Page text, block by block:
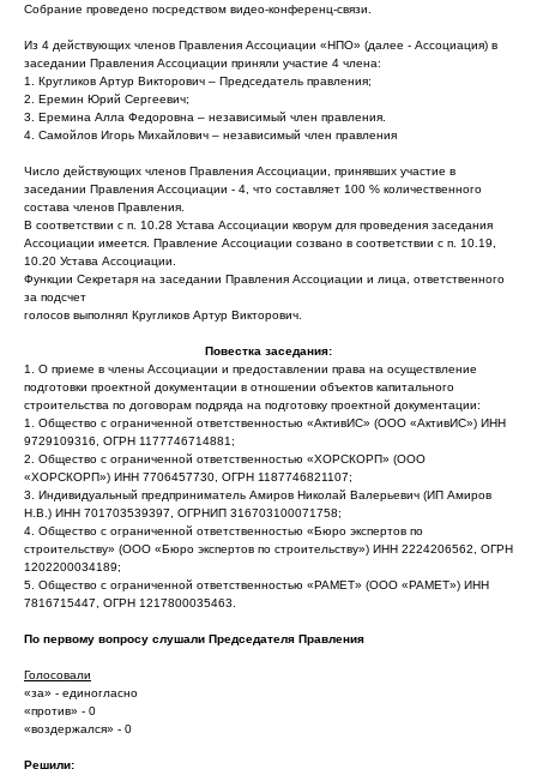
Собрание проведено посредством видео-конференц-связи.
Из 4 действующих членов Правления Ассоциации «НПО» (далее - Ассоциация) в
заседании Правления Ассоциации приняли участие 4 члена:
1. Кругликов Артур Викторович – Председатель правления;
2. Еремин Юрий Сергеевич;
3. Еремина Алла Федоровна – независимый член правления.
4. Самойлов Игорь Михайлович – независимый член правления
Число действующих членов Правления Ассоциации, принявших участие в
заседании Правления Ассоциации - 4, что составляет 100 % количественного
состава членов Правления.
В соответствии с п. 10.28 Устава Ассоциации кворум для проведения заседания
Ассоциации имеется. Правление Ассоциации созвано в соответствии с п. 10.19,
10.20 Устава Ассоциации.
Функции Секретаря на заседании Правления Ассоциации и лица, ответственного
за подсчет
голосов выполнял Кругликов Артур Викторович.
Повестка заседания:
1. О приеме в члены Ассоциации и предоставлении права на осуществление
подготовки проектной документации в отношении объектов капитального
строительства по договорам подряда на подготовку проектной документации:
1. Общество с ограниченной ответственностью «АктивИС» (ООО «АктивИС») ИНН
9729109316, ОГРН 1177746714881;
2. Общество с ограниченной ответственностью «ХОРСКОРП» (ООО
«ХОРСКОРП») ИНН 7706457730, ОГРН 1187746821107;
3. Индивидуальный предприниматель Амиров Николай Валерьевич (ИП Амиров
Н.В.) ИНН 701703539397, ОГРНИП 316703100071758;
4. Общество с ограниченной ответственностью «Бюро экспертов по
строительству» (ООО «Бюро экспертов по строительству») ИНН 2224206562, ОГРН
1202200034189;
5. Общество с ограниченной ответственностью «РАМЕТ» (ООО «РАМЕТ») ИНН
7816715447, ОГРН 1217800035463.
По первому вопросу слушали Председателя Правления
Голосовали
«за» - единогласно
«против» - 0
«воздержался» - 0
Решили: